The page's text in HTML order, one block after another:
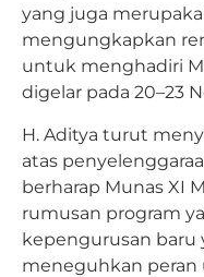
yang juga
mengungkapkan
untuk menghadiri
digelar pada 20–23
H. Aditya turut
atas
berharap Munas XI
rumusan program
kepengurusan baru
meneguhkan